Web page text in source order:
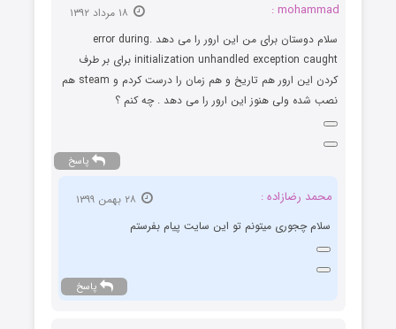
mohammad :
سلام دوستان برای من این ارور را می دهد .error during
initialization unhandled exception caught برای بر طرف
کردن این ارور هم تاریخ و هم زمان را درست کردم و steam هم
نصب شده ولی هنوز این ارور را می دهد . چه کنم ؟
پاسخ
محمد رضازاده :
سلام چجوری میتونم تو این سایت پیام بفرستم
پاسخ